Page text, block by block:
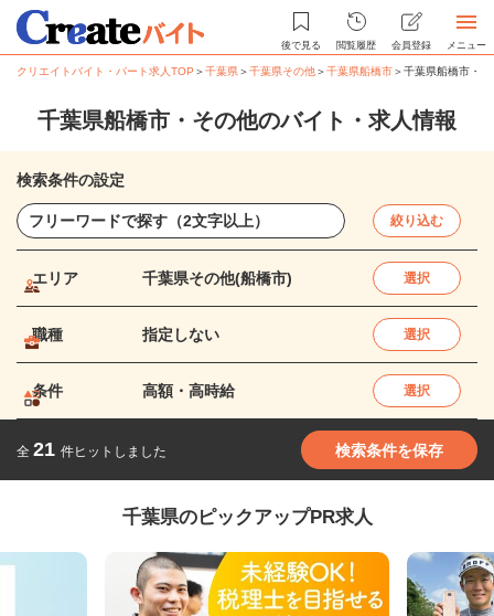
後で見る 閲覧履歴 会員登録 メニュー
クリエイトバイト・パート求人TOP ＞千葉県＞千葉県その他＞千葉県船橋市＞千葉県船橋市・
千葉県船橋市・その他のバイト・求人情報
検索条件の設定
絞り込む
エリア 千葉県その他(船橋市) 選択
職種 指定しない 選択
条件 高額・高時給 選択
全 21 件ヒットしました 検索条件を保存
千葉県のピックアップPR求人